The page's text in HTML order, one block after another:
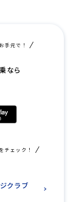
手元で！
なら
チェック！
クラブ